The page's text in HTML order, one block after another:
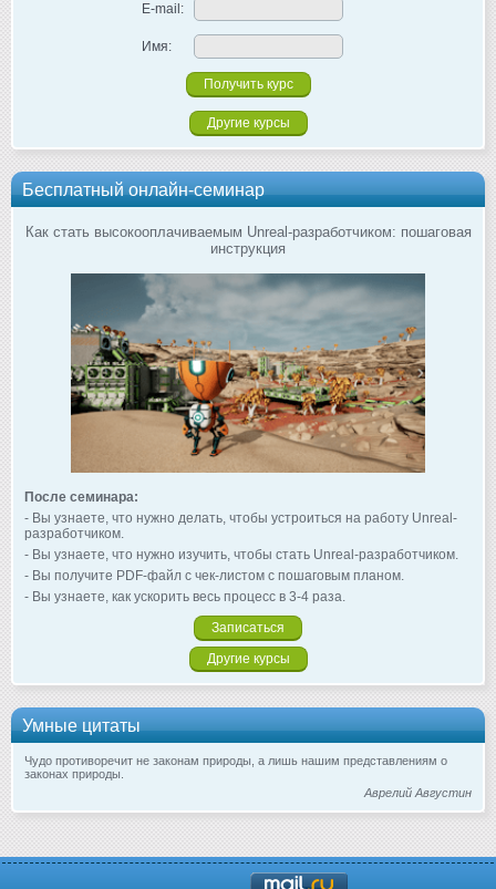
E-mail:
Имя:
Другие курсы
Бесплатный онлайн-семинар
Как стать высокооплачиваемым Unreal-разработчиком: пошаговая
инструкция
После семинара:
- Вы узнаете, что нужно делать, чтобы устроиться на работу Unreal-
разработчиком.
- Вы узнаете, что нужно изучить, чтобы стать Unreal-разработчиком.
- Вы получите PDF-файл с чек-листом с пошаговым планом.
- Вы узнаете, как ускорить весь процесс в 3-4 раза.
Записаться
Другие курсы
Умные цитаты
Чудо противоречит не законам природы, а лишь нашим представлениям о
законах природы.
Аврелий Августин